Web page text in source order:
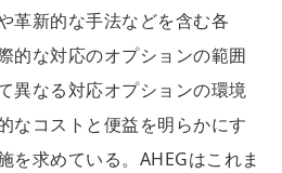
革新的な手法などを含む各
的な対応のオプションの範囲
異なる対応オプションの環境
なコストと便益を明らかにす
を求めている。AHEGはこれま